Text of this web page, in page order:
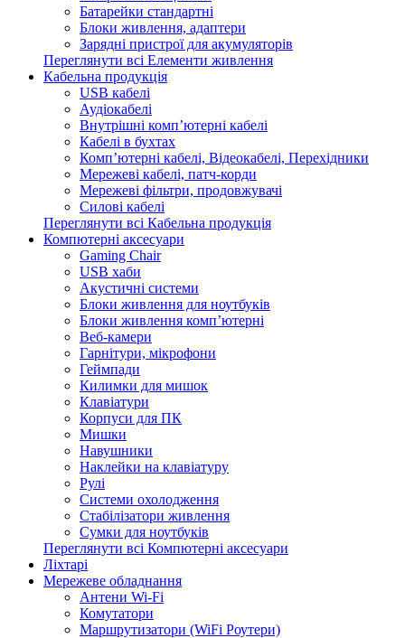
Батарейки стандартні
Блоки живлення, адаптери
Зарядні пристрої для акумуляторів
Переглянути всі Елементи живлення
Кабельна продукція
USB кабелі
Аудіокабелі
Внутрішні комп’ютерні кабелі
Кабелі в бухтах
Комп’ютерні кабелі, Відеокабелі, Перехідники
Мережеві кабелі, патч-корди
Мережеві фільтри, продовжувачі
Силові кабелі
Переглянути всі Кабельна продукція
Компютерні аксесуари
Gaming Chair
USB хаби
Акустичні системи
Блоки живлення для ноутбуків
Блоки живлення комп’ютерні
Веб-камери
Гарнітури, мікрофони
Геймпади
Килимки для мишок
Клавіатури
Корпуси для ПК
Мишки
Навушники
Наклейки на клавіатуру
Рулі
Системи охолодження
Стабілізатори живлення
Сумки для ноутбуків
Переглянути всі Компютерні аксесуари
Ліхтарі
Мережеве обладнання
Антени Wi-Fi
Комутатори
Маршрутизатори (WiFi Роутери)